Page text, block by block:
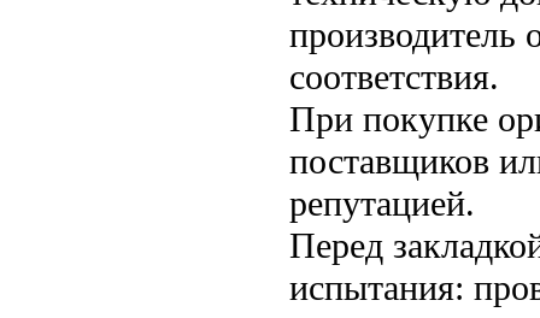
производитель
соответствия.
При покупке
поставщиков
репутацией.
Перед
испытания: